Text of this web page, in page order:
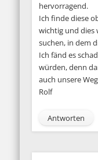
hervorragend.
Ich finde diese
wichtig und dies
suchen, in dem
Ich fänd es
würden, denn
auch unsere
Rolf
Antworten